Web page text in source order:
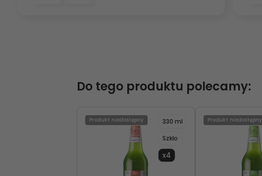
Do tego produktu polecamy:
330 ml
Szkło
x4
Produkt niedostępny Produkt niedostępny